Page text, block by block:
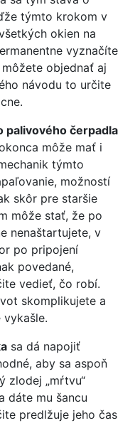
týmto krokom v
okien na
vyznačíte
objednať aj
návodu to určite
palivového čerpadla
môže mať i
týmto
možností
skôr pre staršie
môže stať, že po
nenaštartujete, v
po pripojení
povedané,
vedieť, čo robí.
skomplikujete a
vykašle.
sa dá napojiť
aby sa aspoň
zlodej „mŕtvu“
dáte mu šancu
predlžuje jeho čas